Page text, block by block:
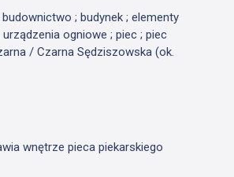
; budynek ; elementy
ogniowe ; piec ; piec
/ Czarna Sędziszowska (ok.
wnętrze pieca piekarskiego